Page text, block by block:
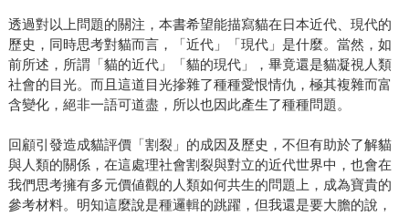
透過對以上問題的關注，本書希望能描寫貓在日本近代、現代的
歷史，同時思考對貓而言，「近代」「現代」是什麼。當然，如
前所述，所謂「貓的近代」「貓的現代」，畢竟還是貓凝視人類
社會的目光。而且這道目光摻雜了種種愛恨情仇，極其複雜而富
含變化，絕非一語可道盡，所以也因此產生了種種問題。
回顧引發造成貓評價「割裂」的成因及歷史，不但有助於了解貓
與人類的關係，在這處理社會割裂與對立的近代世界中，也會在
我們思考擁有多元價値觀的人類如何共生的問題上，成為寶貴的
參考材料。明知這麼說是種邏輯的跳躍，但我還是要大膽的說，